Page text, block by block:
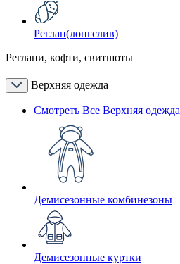
Реглан(лонгслив)
Реглани, кофти, свитшоты
Верхняя одежда
Смотреть Все Верхняя одежда
Демисезонные комбинезоны
Демисезонные куртки